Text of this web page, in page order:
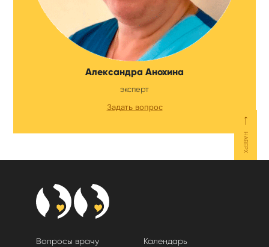
Александра Анохина
эксперт
Задать вопрос
⟵
НАВЕРХ
Вопросы врачу
Календарь